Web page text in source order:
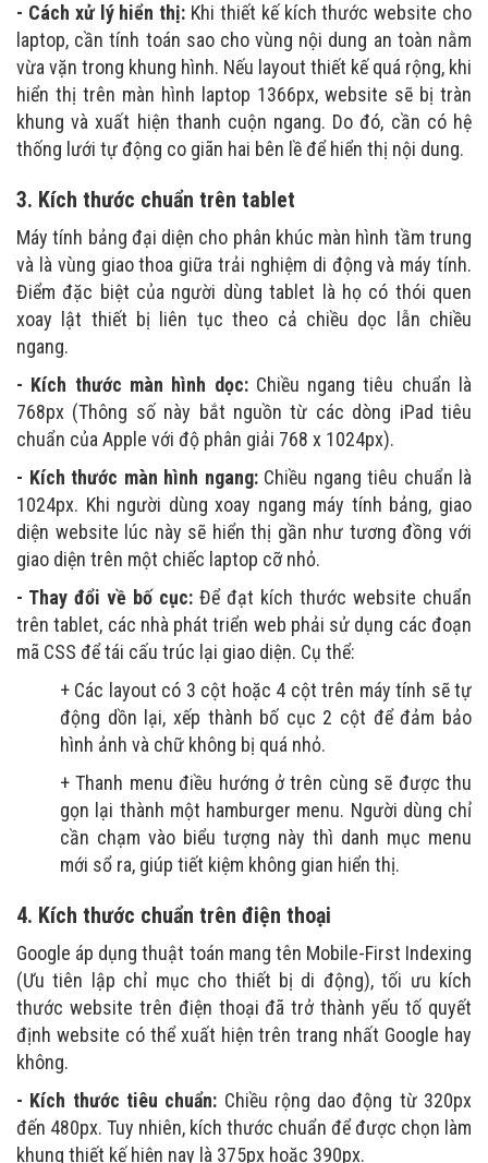
- Cách xử lý hiển thị: Khi thiết kế kích thước website cho
laptop, cần tính toán sao cho vùng nội dung an toàn nằm
vừa vặn trong khung hình. Nếu layout thiết kế quá rộng, khi
hiển thị trên màn hình laptop 1366px, website sẽ bị tràn
khung và xuất hiện thanh cuộn ngang. Do đó, cần có hệ
thống lưới tự động co giãn hai bên lề để hiển thị nội dung.
3. Kích thước chuẩn trên tablet
Máy tính bảng đại diện cho phân khúc màn hình tầm trung
và là vùng giao thoa giữa trải nghiệm di động và máy tính.
Điểm đặc biệt của người dùng tablet là họ có thói quen
xoay lật thiết bị liên tục theo cả chiều dọc lẫn chiều
ngang.
- Kích thước màn hình dọc: Chiều ngang tiêu chuẩn là
768px (Thông số này bắt nguồn từ các dòng iPad tiêu
chuẩn của Apple với độ phân giải 768 x 1024px).
- Kích thước màn hình ngang:Chiều ngang tiêu chuẩn là
1024px. Khi người dùng xoay ngang máy tính bảng, giao
diện website lúc này sẽ hiển thị gần như tương đồng với
giao diện trên một chiếc laptop cỡ nhỏ.
- Thay đổi về bố cục: Để đạt kích thước website chuẩn
trên tablet, các nhà phát triển web phải sử dụng các đoạn
mã CSS để tái cấu trúc lại giao diện. Cụ thể:
+ Các layout có 3 cột hoặc 4 cột trên máy tính sẽ tự
động dồn lại, xếp thành bố cục 2 cột để đảm bảo
hình ảnh và chữ không bị quá nhỏ.
+ Thanh menu điều hướng ở trên cùng sẽ được thu
gọn lại thành một hamburger menu. Người dùng chỉ
cần chạm vào biểu tượng này thì danh mục menu
mới sổ ra, giúp tiết kiệm không gian hiển thị.
4. Kích thước chuẩn trên điện thoại
Google áp dụng thuật toán mang tên Mobile-First Indexing
(Ưu tiên lập chỉ mục cho thiết bị di động), tối ưu kích
thước website trên điện thoại đã trở thành yếu tố quyết
định website có thể xuất hiện trên trang nhất Google hay
không.
- Kích thước tiêu chuẩn: Chiều rộng dao động từ 320px
đến 480px. Tuy nhiên, kích thước chuẩn để được chọn làm
khung thiết kế hiện nay là 375px hoặc 390px.